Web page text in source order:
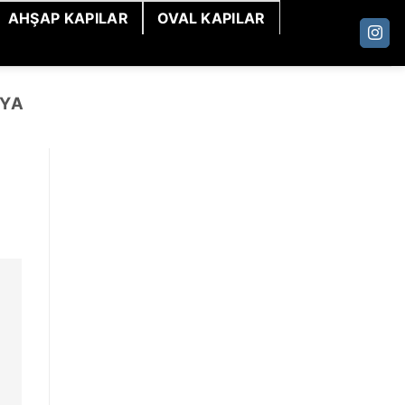
AHŞAP KAPILAR OVAL KAPILAR